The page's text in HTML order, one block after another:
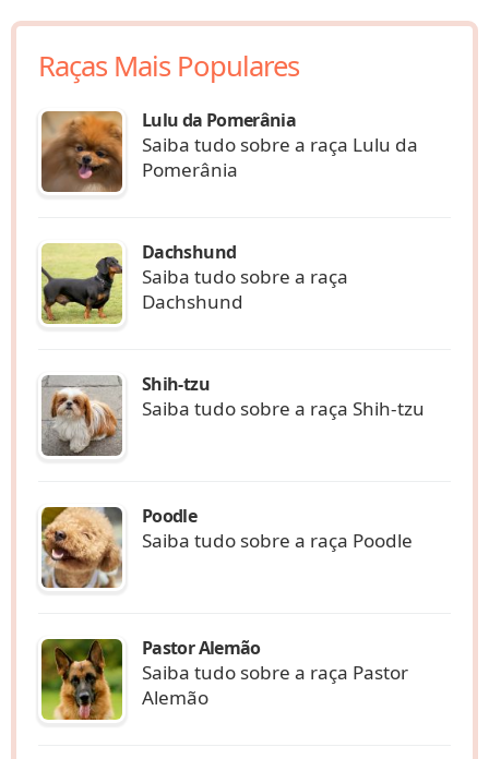
Raças Mais Populares
Lulu da Pomerânia
Saiba tudo sobre a raça Lulu da
Pomerânia
Dachshund
Saiba tudo sobre a raça
Dachshund
Shih-tzu
Saiba tudo sobre a raça Shih-tzu
Poodle
Saiba tudo sobre a raça Poodle
Pastor Alemão
Saiba tudo sobre a raça Pastor
Alemão